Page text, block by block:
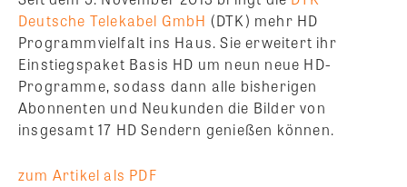
Deutsche Telekabel GmbH (DTK) mehr HD
Programmvielfalt ins Haus. Sie erweitert ihr
Einstiegspaket Basis HD um neun neue HD-
Programme, sodass dann alle bisherigen
Abonnenten und Neukunden die Bilder von
insgesamt 17 HD Sendern genießen können.
zum Artikel als PDF